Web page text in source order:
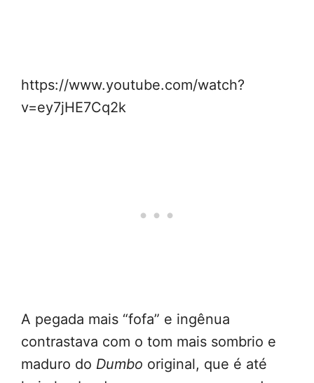
https://www.youtube.com/watch?
v=ey7jHE7Cq2k
A pegada mais “fofa” e ingênua
contrastava com o tom mais sombrio e
maduro do Dumbo original, que é até